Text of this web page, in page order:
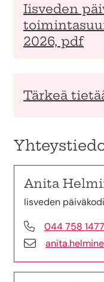
Iisveden
2026, pdf
Tärkeä
Anita
Iisveden
044 758 1477